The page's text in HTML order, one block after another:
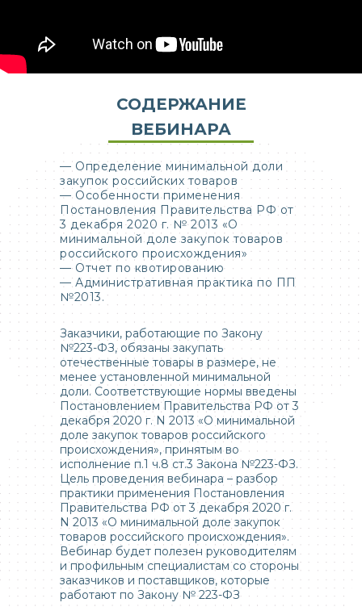
Заказчики, работающие по Закону
№223-ФЗ, обязаны закупать
отечественные товары в размере, не
менее установленной минимальной
доли. Соответствующие нормы введены
Постановлением Правительства РФ от 3
декабря 2020 г. N 2013 «О минимальной
доле закупок товаров российского
происхождения», принятым во
исполнение п.1 ч.8 ст.3 Закона №223-ФЗ.
Цель проведения вебинара – разбор
практики применения Постановления
Правительства РФ от 3 декабря 2020 г.
N 2013 «О минимальной доле закупок
товаров российского происхождения».
Вебинар будет полезен руководителям
и профильным специалистам со стороны
заказчиков и поставщиков, которые
работают по Закону № 223-ФЗ
— Определение минимальной доли
закупок российских товаров
— Особенности применения
Постановления Правительства РФ от
3 декабря 2020 г. № 2013 «О
минимальной доле закупок товаров
российского происхождения»
— Отчет по квотированию
— Административная практика по ПП
№2013.
СОДЕРЖАНИЕ
ВЕБИНАРА